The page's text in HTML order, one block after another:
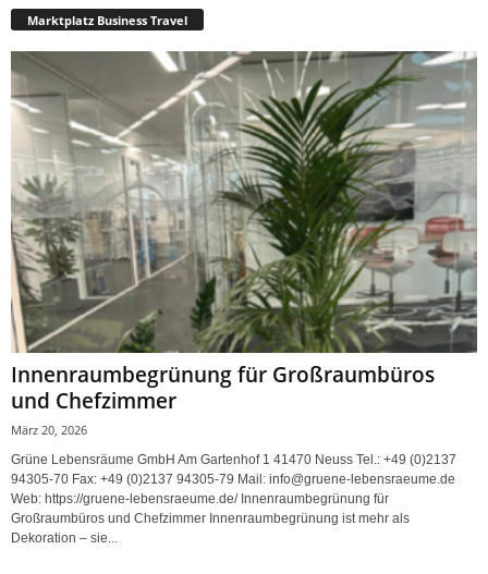
Marktplatz Business Travel
Innenraumbegrünung für Großraumbüros
und Chefzimmer
März 20, 2026
Grüne Lebensräume GmbH Am Gartenhof 1 41470 Neuss Tel.: +49 (0)2137
94305-70 Fax: +49 (0)2137 94305-79 Mail: info@gruene-lebensraeume.de
Web: https://gruene-lebensraeume.de/ Innenraumbegrünung für
Großraumbüros und Chefzimmer Innenraumbegrünung ist mehr als
Dekoration – sie...